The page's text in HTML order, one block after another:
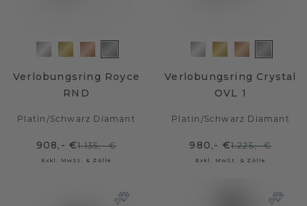
Verlobungsring Royce
RND
Platin /Schwarz Diamant
908,- €1.135,- €
Exkl. MwSt. & Zölle
Verlobungsring Crystal
OVL 1
Platin /Schwarz Diamant
980,- €1.225,- €
Exkl. MwSt. & Zölle